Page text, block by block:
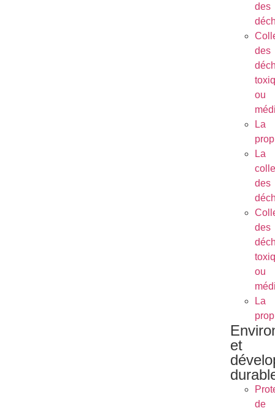
des
des
ou
La
La
des
des
ou
La
et
de